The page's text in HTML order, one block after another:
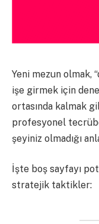
Yeni mezun olmak,
işe girmek için
ortasında kalmak
profesyonel
şeyiniz olmadığı
İşte boş sayfayı
stratejik taktikler: